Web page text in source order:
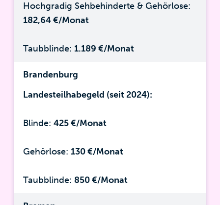
Hochgradig Sehbehinderte & Gehörlose:
182,64 €/Monat
Taubblinde: 1.189 €/Monat
Brandenburg
Landesteilhabegeld (seit 2024):
Blinde:425 €/Monat
Gehörlose: 130 €/Monat
Taubblinde: 850 €/Monat